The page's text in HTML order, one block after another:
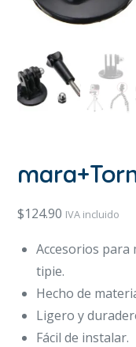
$124.90 IVA incluido
Accesorios
tipie.
Hecho de
Ligero y
Fácil de instalar.